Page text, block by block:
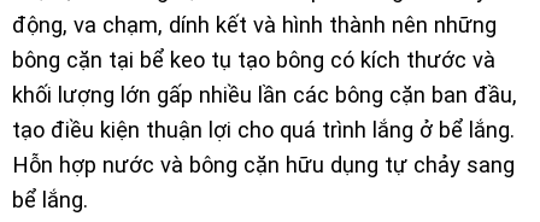
động, va chạm, dính kết và hình thành nên những
bông cặn tại bể keo tụ tạo bông có kích thước và
khối lượng lớn gấp nhiều lần các bông cặn ban đầu,
tạo điều kiện thuận lợi cho quá trình lắng ở bể lắng.
Hỗn hợp nước và bông cặn hữu dụng tự chảy sang
bể lắng.